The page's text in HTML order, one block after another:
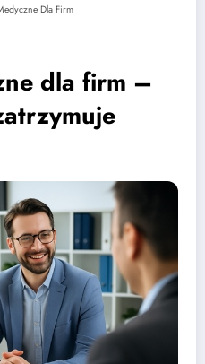
Dla Firm
dla firm –